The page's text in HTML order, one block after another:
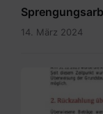
14. März 2024
Grundsteuer